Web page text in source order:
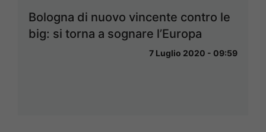
Bologna di nuovo vincente contro le
big: si torna a sognare l’Europa
7 Luglio 2020 - 09:59